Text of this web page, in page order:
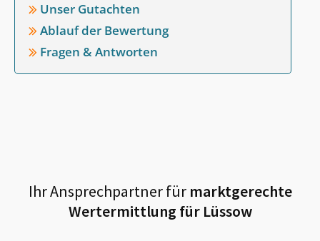
Unser Gutachten
Ablauf der Bewertung
Fragen & Antworten
Ihr Ansprechpartner fürmarktgerechte
Wertermittlung für Lüssow